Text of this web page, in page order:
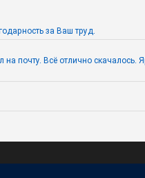
за Ваш труд.
почту. Всё отлично скачалось.